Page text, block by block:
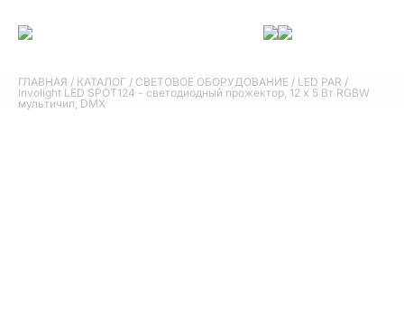
ГЛАВНАЯ / КАТАЛОГ / СВЕТОВОЕ ОБОРУДОВАНИЕ / LED PAR /
Involight LED SPOT124 - светодиодный прожектор, 12 х 5 Вт RGBW
мультичип, DMX